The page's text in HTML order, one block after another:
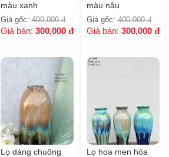
màu xanh
Giá gốc:400,000 đ
Giá bán: 300,000 đ
màu nâu
Giá gốc:400,000 đ
Giá bán: 300,000 đ
Lọ dáng chuông
Lọ hoa men hỏa